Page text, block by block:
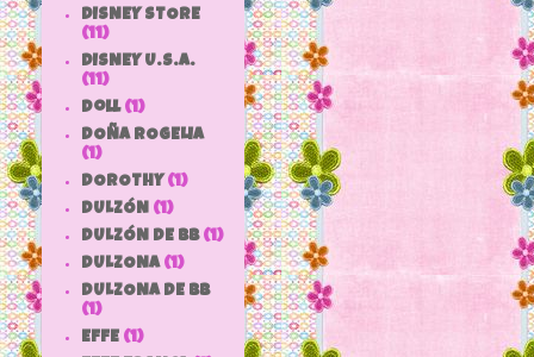
DISNEY STORE
(11)
DISNEY U.S.A.
(11)
doll (1)
DOÑA ROGELIA
(1)
DOROTHY (1)
DULZÓN (1)
DULZÓN DE BB (1)
DULZONA (1)
DULZONA DE BB
(1)
EFFE (1)